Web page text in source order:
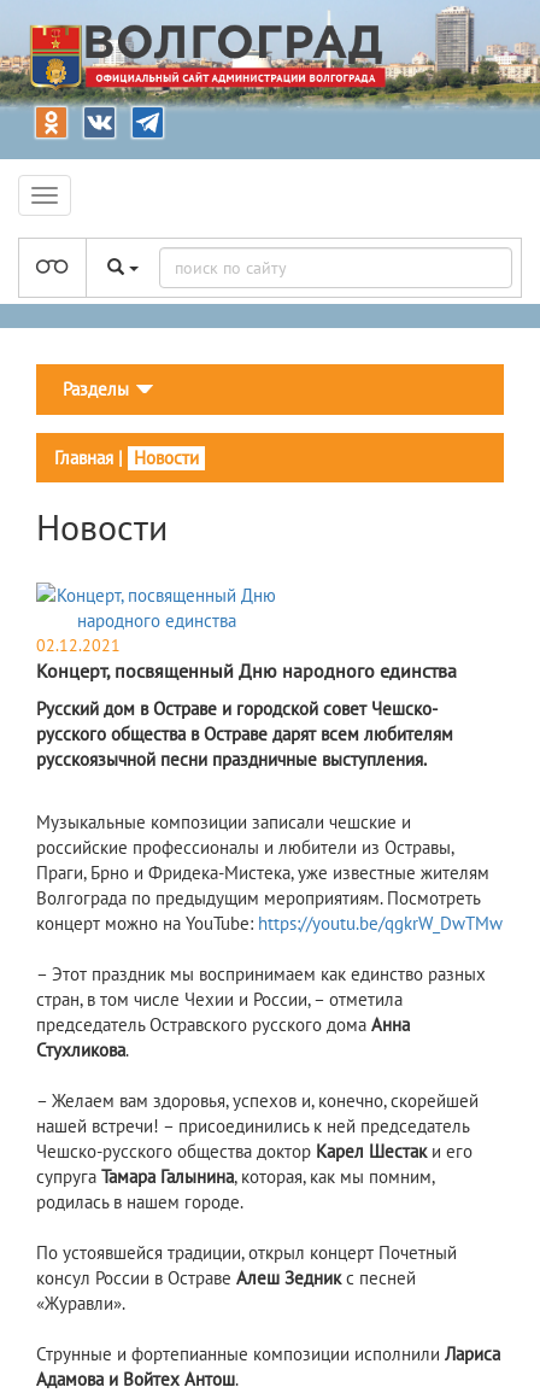
Разделы
Главная | Новости
Новости
02.12.2021
Концерт, посвященный Дню народного единства
Русский дом в Остраве и городской совет Чешско-
русского общества в Остраве дарят всем любителям
русскоязычной песни праздничные выступления.
Музыкальные композиции записали чешские и
российские профессионалы и любители из Остравы,
Праги, Брно и Фридека-Мистека, уже известные жителям
Волгограда по предыдущим мероприятиям. Посмотреть
концерт можно на YouTube: https://youtu.be/qgkrW_DwTMw
– Этот праздник мы воспринимаем как единство разных
стран, в том числе Чехии и России, – отметила
председатель Остравского русского дома Анна
Стухликова.
– Желаем вам здоровья, успехов и, конечно, скорейшей
нашей встречи! – присоединились к ней председатель
Чешско-русского общества доктор Карел Шестаки его
супруга Тамара Галынина, которая, как мы помним,
родилась в нашем городе.
По устоявшейся традиции, открыл концерт Почетный
консул России в Остраве Алеш Зедникс песней
«Журавли».
Струнные и фортепианные композиции исполнили Лариса
Адамова и Войтех Антош.